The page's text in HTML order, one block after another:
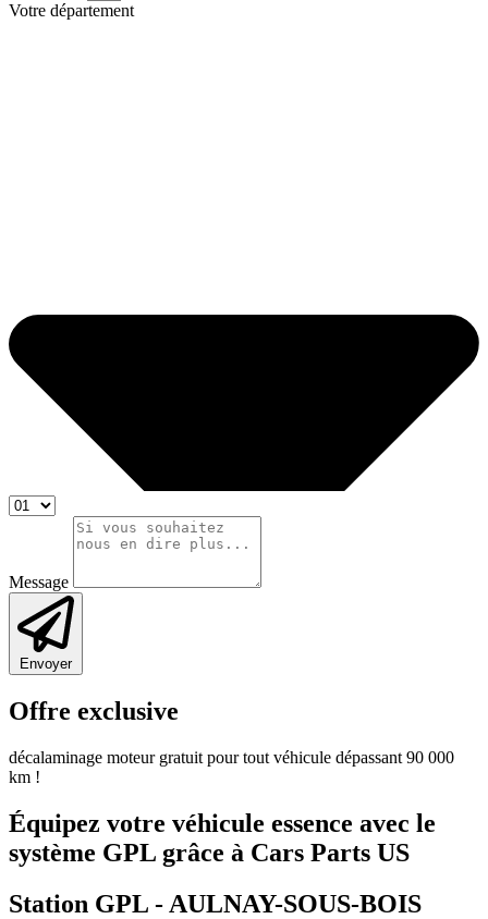
Votre département
Message
Envoyer
Offre exclusive
décalaminage moteur gratuit pour tout véhicule dépassant 90 000
km !
Équipez votre véhicule essence avec le
système GPL grâce à Cars Parts US
Station GPL - AULNAY-SOUS-BOIS